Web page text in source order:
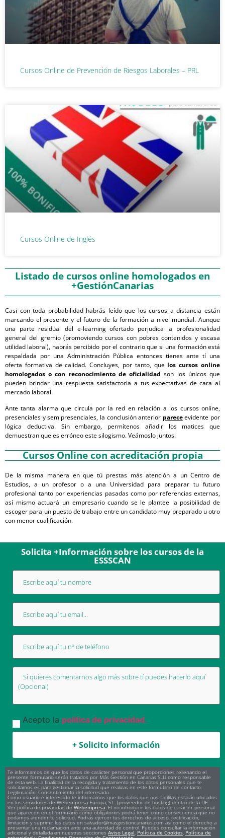
Cursos Online de Prevención de Riesgos Laborales – PRL
Cursos Online de Inglés
Listado de cursos online homologados en
+GestiónCanarias
Casi con toda probabilidad habrás leído que los cursos a distancia están
marcando el presente y el futuro de la formación a nivel mundial. Aunque
una parte residual del e-learning ofertado perjudica la profesionalidad
general del gremio (promoviendo cursos con pobres contenidos y escasa
utilidad laboral), habrás percibido por el contrario que si una formación está
respaldada por una Administración Pública entonces tienes ante tí una
oferta formativa de calidad. Concluyes, por tanto, que los cursos online
homologados o con reconocimiento de oficialidadson los únicos que
pueden brindar una respuesta satisfactoria a tus expectativas de cara al
mercado laboral.
Ante tanta alarma que circula por la red en relación a los cursos online,
presenciales y semipresenciales, la conclusión anterior pareceevidente por
lógica deductiva. Sin embargo, permítenos añadir los matices que
demuestran que es erróneo este silogismo. Veámoslo juntos:
Cursos Online con acreditación propia
De la misma manera en que tú prestas más atención a un Centro de
Estudios, a un profesor o a una Universidad para preparar tu futuro
profesional tanto por experiencias pasadas como por referencias externas,
así mismo actuará un empresario cuando se le plantee la posibilidad de
escoger para un puesto de trabajo entre un candidato muy preparado u otro
con menor cualificación.
Solicita +Información sobre los cursos de la
ESSSCAN
Acepto la política de privacidad.
Te informamos de que los datos de carácter personal que proporciones rellenando el
presente formulario serán tratados por Más Gestión en Canarias SLU como responsable
de esta web. La finalidad de la recogida y tratamiento de los datos personales que te
solicitamos es para gestionar la solicitud que realizas en este formulario de contacto.
Legitimación: Consentimiento del interesado.
Como usuario e interesado te informamos que los datos que nos facilitas estarán ubicados
en los servidores de Webempresa Europa, S.L. (proveedor de hosting) dentro de la UE.
Ver política de privacidad de Webempresa. El no introducir los datos de carácter personal
que aparecen en el formulario como obligatorios podrá tener como consecuencia que no
podamos atender tu solicitud. Podrás ejercer tus derechos de acceso, rectificación,
limitación y suprimir los datos en salvador@masgestioncanarias.com así como el derecho a
presentar una reclamación ante una autoridad de control. Puedes consultar la información
adicional y detallada en nuestras secciones Aviso Legal, Política de Cookies, Política de